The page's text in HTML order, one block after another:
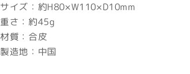
サイズ：約H80×W110×D10mm
重さ：約45g
材質：合皮
製造地：中国